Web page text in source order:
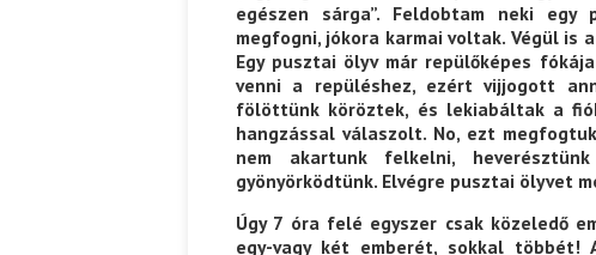
egészen sárga”. Feldobtam neki
megfogni, jókora karmai voltak. Végül
Egy pusztai ölyv már repülőképes
venni a repüléshez, ezért vijjogott
fölöttünk köröztek, és lekiabáltak a
hangzással válaszolt. No, ezt
nem akartunk felkelni,
gyönyörködtünk. Elvégre pusztai ölyvet
Úgy 7 óra felé egyszer csak közeledő
egy-vagy két emberét, sokkal
Káplán Géza: Erotikai kalauz